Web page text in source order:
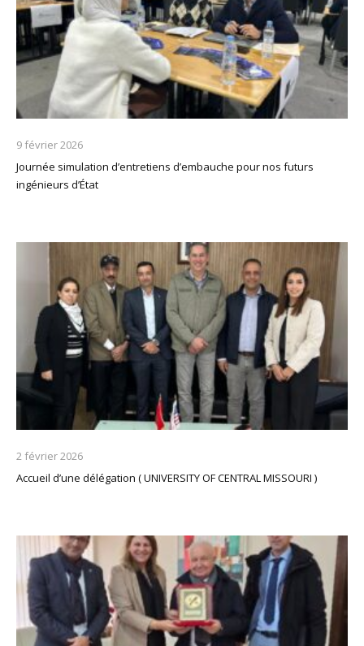
9 février 2026
Journée simulation d’entretiens d’embauche pour nos futurs
ingénieurs d’État
2 février 2026
Accueil d’une délégation ( UNIVERSITY OF CENTRAL MISSOURI )